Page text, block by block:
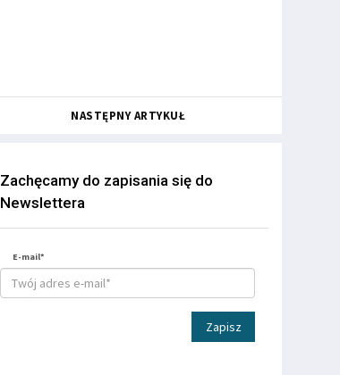
NASTĘPNY ARTYKUŁ
Zachęcamy do zapisania się do
Newslettera
E-mail*
Zapisz